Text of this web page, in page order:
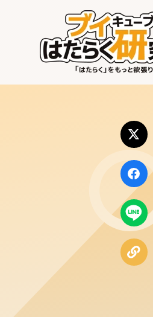
はたらく業界
はたらく部署
公式Facebook